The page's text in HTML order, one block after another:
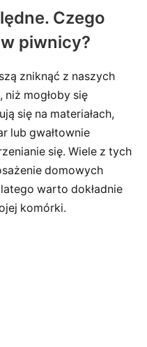
Czego
piwnicy?
zniknąć z naszych
niż mogłoby się
się na materiałach,
lub gwałtownie
się. Wiele z tych
domowych
warto dokładnie
komórki.